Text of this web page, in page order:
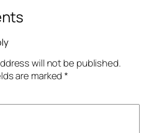
will not be published.
are marked*